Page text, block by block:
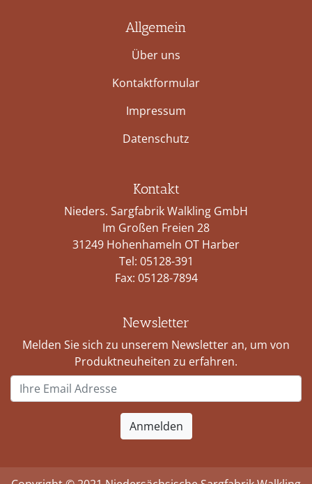
Allgemein
Über uns
Kontaktformular
Impressum
Datenschutz
Kontakt
Nieders. Sargfabrik Walkling GmbH
Im Großen Freien 28
31249 Hohenhameln OT Harber
Tel: 05128-391
Fax: 05128-7894
Newsletter
Melden Sie sich zu unserem Newsletter an, um von
Produktneuheiten zu erfahren.